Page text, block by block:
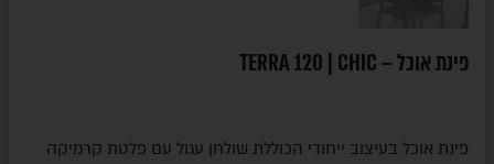
פינת אוכל – TERRA 120 | CHIC
פינת אוכל בעיצוב ייחודי הכוללת שולחן עגול עם פלטת קרמיקה